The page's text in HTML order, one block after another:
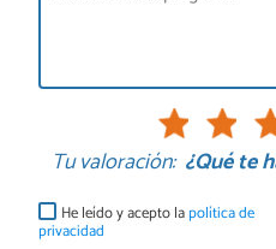
Tu valoración: ¿Qué te
He leído y acepto lapolítica de
privacidad